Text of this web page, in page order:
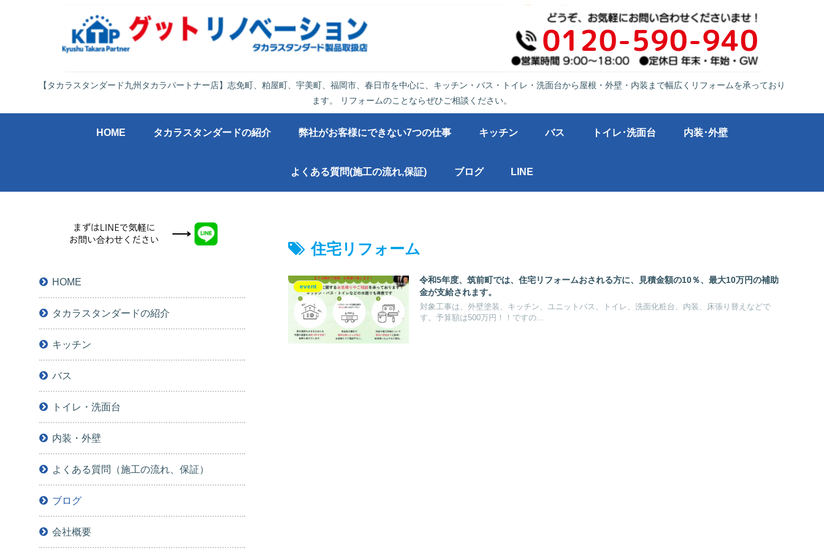
【タカラスタンダード九州タカラパートナー店】志免町、粕屋町、宇美町、福岡市、春日市を中心に、キッチン・バス・トイレ・洗面台から屋根・外壁・内装まで幅広くリフォームを承っており
ます。 リフォームのことならぜひご相談ください。
HOME タカラスタンダードの紹介 弊社がお客様にできない7つの仕事 キッチン バス トイレ･洗面台 内装･外壁
よくある質問(施工の流れ,保証) ブログ LINE
住宅リフォーム
event
令和5年度、筑前町では、住宅リフォームおされる方に、見積金額の10％、最大10万円の補助
金が支給されます。
対象工事は、外壁塗装、キッチン、ユニットバス、トイレ、洗面化粧台、内装、床張り替えなどで
す。予算額は500万円！！ですの...
HOME
タカラスタンダードの紹介
キッチン
バス
トイレ・洗面台
内装・外壁
よくある質問（施工の流れ、保証）
ブログ
会社概要